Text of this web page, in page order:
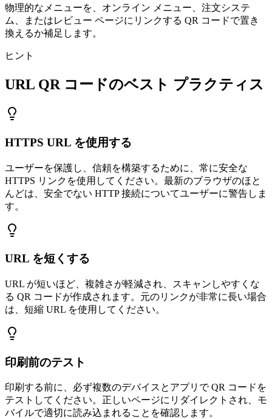
物理的なメニューを、オンライン メニュー、注文システ
ム、またはレビュー ページにリンクする QR コードで置き
換えるか補足します。
ヒント
URL QR コードのベスト プラクティス
HTTPS URL を使用する
ユーザーを保護し、信頼を構築するために、常に安全な
HTTPS リンクを使用してください。最新のブラウザのほと
んどは、安全でない HTTP 接続についてユーザーに警告しま
す。
URL を短くする
URL が短いほど、複雑さが軽減され、スキャンしやすくな
る QR コードが作成されます。元のリンクが非常に長い場合
は、短縮 URL を使用してください。
印刷前のテスト
印刷する前に、必ず複数のデバイスとアプリで QR コードを
テストしてください。正しいページにリダイレクトされ、モ
バイルで適切に読み込まれることを確認します。